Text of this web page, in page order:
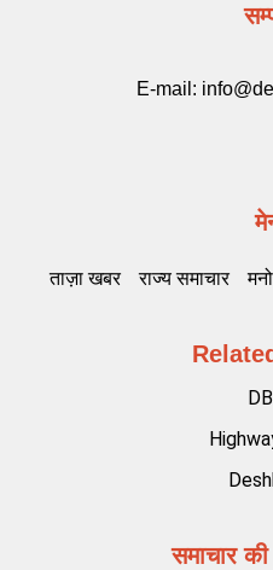
E-mail:
ताज़ा खबर राज्य समाचार
समाचार